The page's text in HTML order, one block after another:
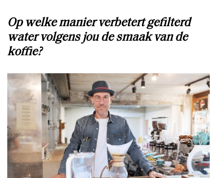
Op welke manier verbetert gefilterd
water volgens jou de smaak van de
koffie?